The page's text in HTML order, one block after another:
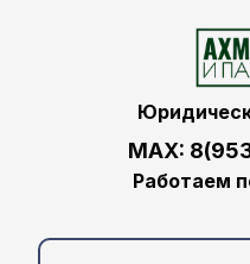
Работаем
MAX: